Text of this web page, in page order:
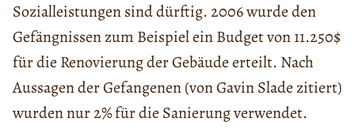
Sozialleistungen sind dürftig. 2006 wurde den
Gefängnissen zum Beispiel ein Budget von 11.250$
für die Renovierung der Gebäude erteilt. Nach
Aussagen der Gefangenen (von Gavin Slade zitiert)
wurden nur 2% für die Sanierung verwendet.